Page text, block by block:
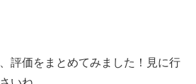
評価をまとめてみました！見に行